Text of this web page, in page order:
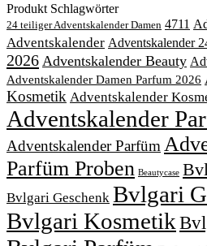
Produkt Schlagwörter
24 teiliger Adventskalender Damen 4711
Adventskalender Adventskalender
2026 Adventskalender Beauty
Adventskalender Damen Parfum 2026
Kosmetik Adventskalender
Adventskalender
Adventskalender Parfüm
Parfüm Proben Beautycase
Bvlgari Geschenk Bvlgari
Bvlgari Kosmetik